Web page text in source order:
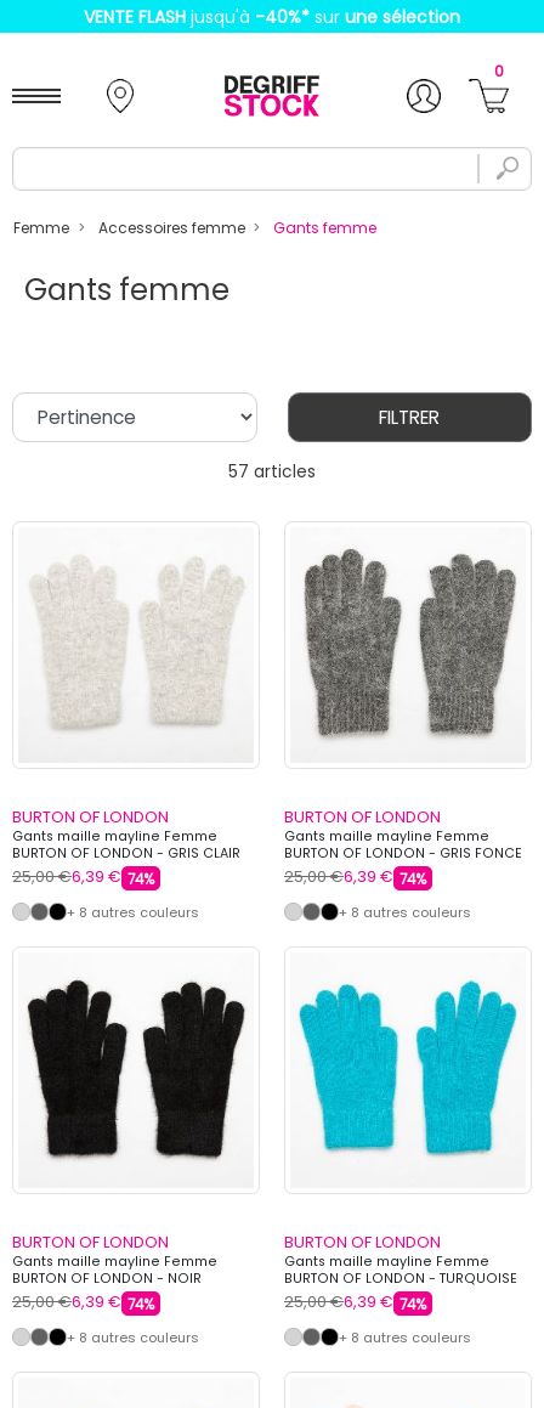
VENTE FLASH jusqu'à -40%* sur une sélection
0
Femme Accessoires femme Gants femme
Gants femme
57 articles
FILTRER
BURTON OF LONDON
Gants maille mayline Femme
BURTON OF LONDON - GRIS CLAIR
25,00 €6,39 € 74%
+ 8 autres couleurs
BURTON OF LONDON
Gants maille mayline Femme
BURTON OF LONDON - GRIS FONCE
25,00 €6,39 € 74%
+ 8 autres couleurs
BURTON OF LONDON
Gants maille mayline Femme
BURTON OF LONDON - NOIR
25,00 €6,39 € 74%
+ 8 autres couleurs
BURTON OF LONDON
Gants maille mayline Femme
BURTON OF LONDON - TURQUOISE
25,00 €6,39 € 74%
+ 8 autres couleurs